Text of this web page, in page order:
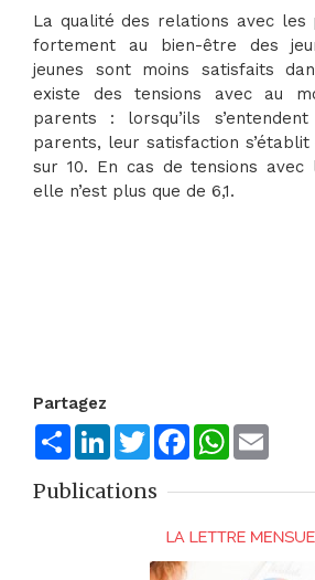
La qualité des relations avec les
fortement au bien-être des
jeunes sont moins satisfaits
existe des tensions avec au
parents : lorsqu’ils
parents, leur satisfaction s’établit
sur 10. En cas de tensions avec
elle n’est plus que de 6,1.
Partagez
ShareLinkedInTwitterFacebookWhatsApp
Publications